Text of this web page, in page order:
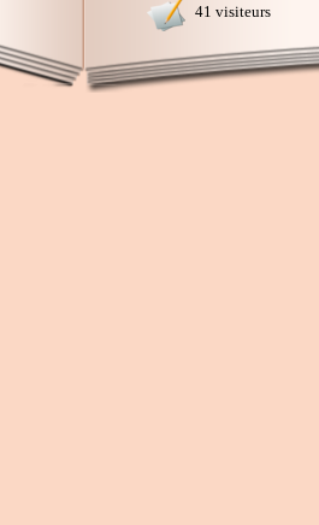
41 visiteurs